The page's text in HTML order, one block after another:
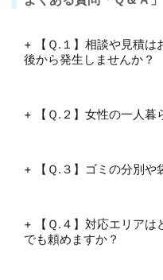
(株)トキデザイン様の手伝いを
+ 【Ｑ.１】相談や見積は
後から発生しませんか？
+ 【Ｑ.２】女性の一人暮
+ 【Ｑ.３】ゴミの分別や
+ 【Ｑ.４】対応エリアは
でも頼めますか？